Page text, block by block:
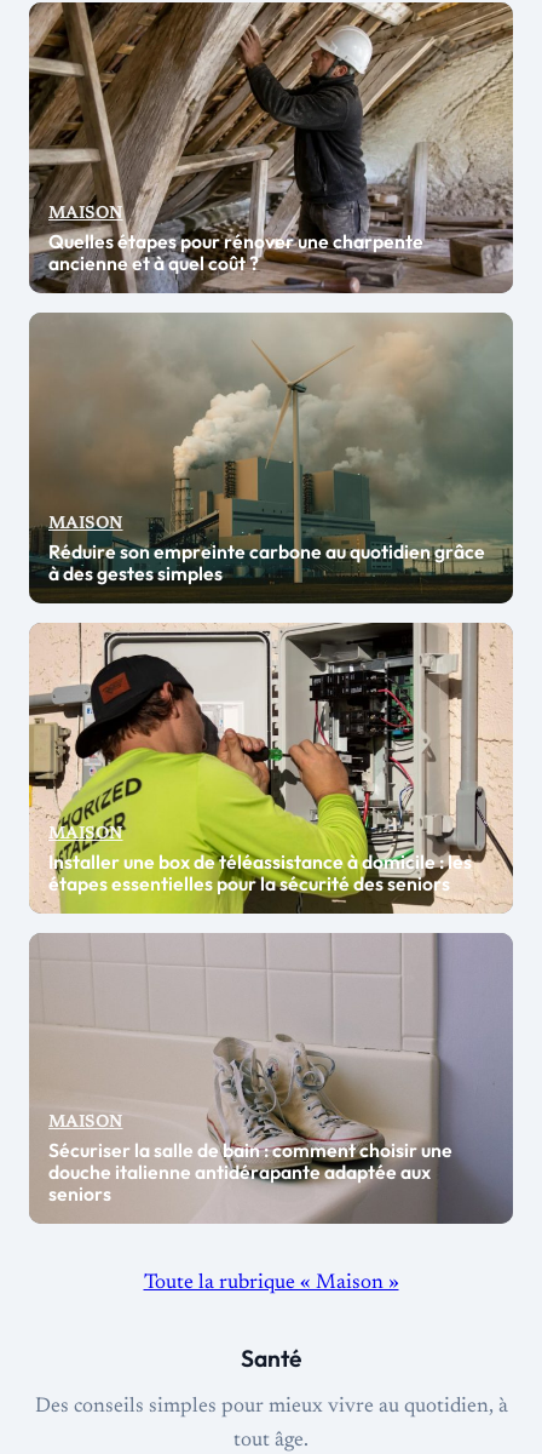
MAISON
Quelles étapes pour rénover une charpente
ancienne et à quel coût ?
MAISON
Réduire son empreinte carbone au quotidien grâce
à des gestes simples
MAISON
Installer une box de téléassistance à domicile : les
étapes essentielles pour la sécurité des seniors
MAISON
Sécuriser la salle de bain : comment choisir une
douche italienne antidérapante adaptée aux
seniors
Toute la rubrique « Maison »
Santé
Des conseils simples pour mieux vivre au quotidien, à
tout âge.